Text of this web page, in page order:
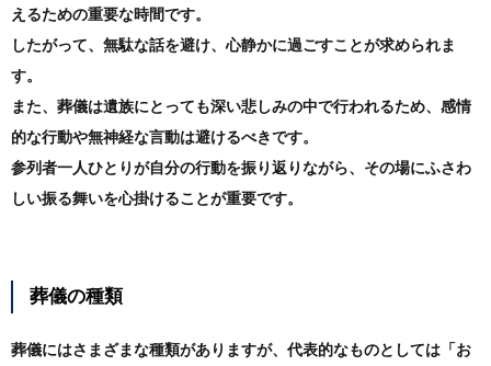
えるための重要な時間です。
したがって、無駄な話を避け、心静かに過ごすことが求められま
す。
また、葬儀は遺族にとっても深い悲しみの中で行われるため、感情
的な行動や無神経な言動は避けるべきです。
参列者一人ひとりが自分の行動を振り返りながら、その場にふさわ
しい振る舞いを心掛けることが重要です。
葬儀の種類
葬儀にはさまざまな種類がありますが、代表的なものとしては「お